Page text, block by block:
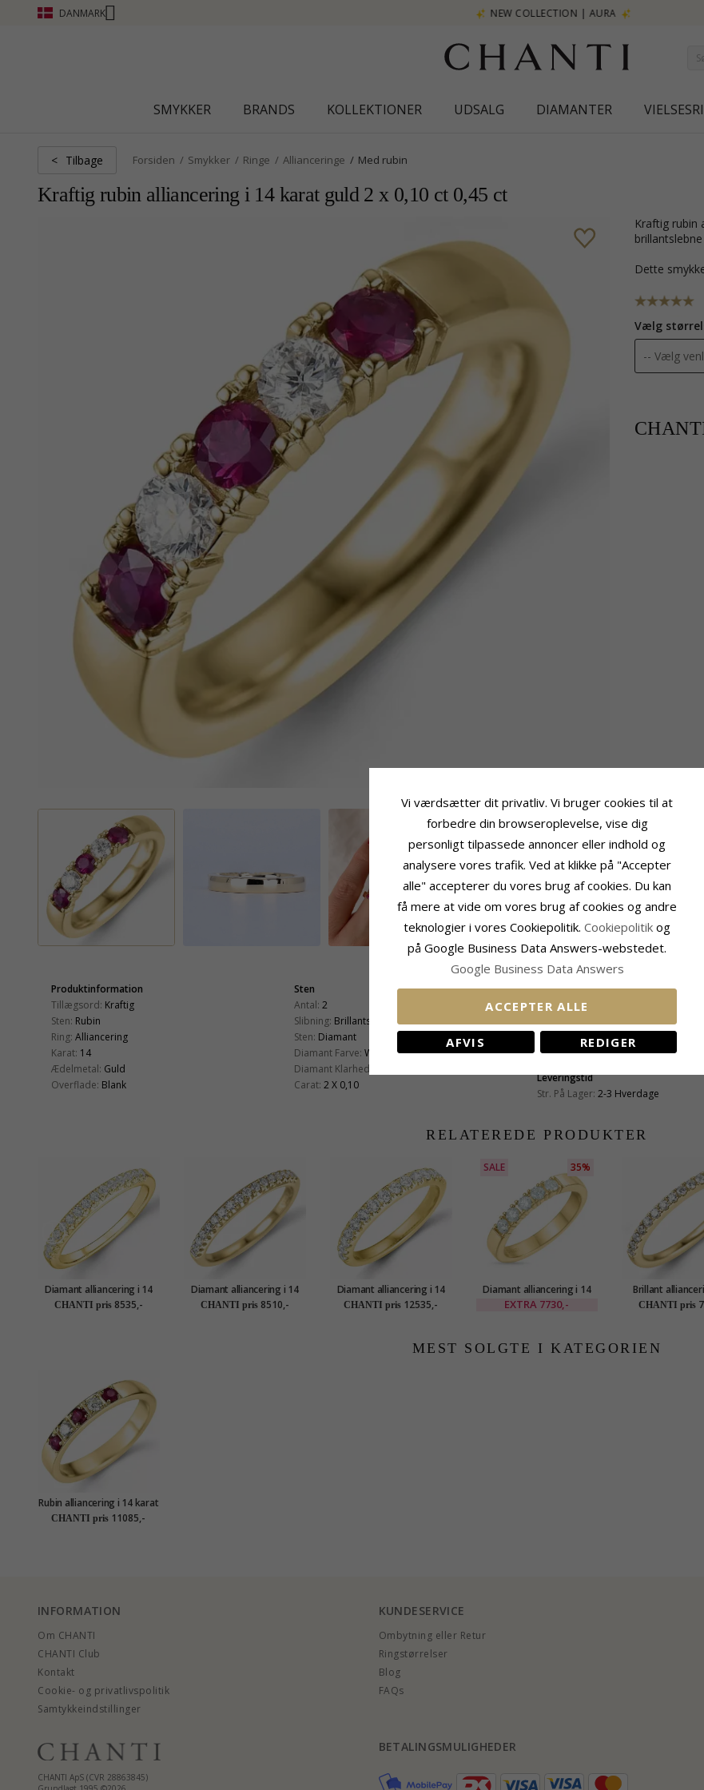
DANMARK NEW COLLECTION | AURA
SMYKKER BRANDS KOLLEKTIONER UDSALG DIAMANTER
< Tilbage Forsiden Smykker Ringe Allianceringe Med rubin
Kraftig rubin alliancering i 14 karat guld 2 x 0,10 ct 0,45 ct
kraftig rubin alliancering i 14 karat guld med blank overflade og 2
Dette
Vælg
Produktinformation
Tillægsord: Kraftig
Sten: Rubin
Ring: Alliancering
Karat: 14
Ædelmetal: Guld
Overflade: Blank
Sten
Antal: 2
Slibning: Brillantsleben
Sten: Diamant
Diamant Farve: Wesselton
Diamant Klarhed:
Carat: 2 X 0,10
Sten
Antal: 3
Sten:
Rubin
Carat:0,45
Leveringstid
Str. På Lager: 2-3 Hverdage
RELATEREDE PRODUKTER
Diamant alliancering i 14
karat guld 0,25 ct
CHANTI pris 8535,-
Diamant alliancering i 14
karat guld 0,26 ct
CHANTI pris 8510,-
Diamant alliancering i 14
karat guld 0,49 ct
CHANTI pris 12535,-
SALE 35%
Diamant alliancering i 14
karat guld 5 x 0,07 ct
EXTRA 7730,-
Brillant
karat guld
CHANTI pris
MEST SOLGTE I KATEGORIEN
Rubin alliancering i 14 karat
guld 0,10 ct 0,24 ct
CHANTI pris 11085,-
INFORMATION
Om CHANTI
CHANTI Club
Kontakt
Cookie- og privatlivspolitik
Samtykkeindstillinger
KUNDESERVICE
Ombytning eller Retur
Ringstørrelser
Blog
FAQs
CHANTI ApS (CVR 28863845)
BETALINGSMULIGHEDER
Vi værdsætter dit privatliv. Vi bruger cookies til at
forbedre din browseroplevelse, vise dig
personligt tilpassede annoncer eller indhold og
analysere vores trafik. Ved at klikke på "Accepter
alle" accepterer du vores brug af cookies. Du kan
få mere at vide om vores brug af cookies og andre
teknologier i vores Cookiepolitik. Cookiepolitik og
på Google Business Data Answers-webstedet.
Google Business Data Answers
ACCEPTER ALLE
AFVIS REDIGER